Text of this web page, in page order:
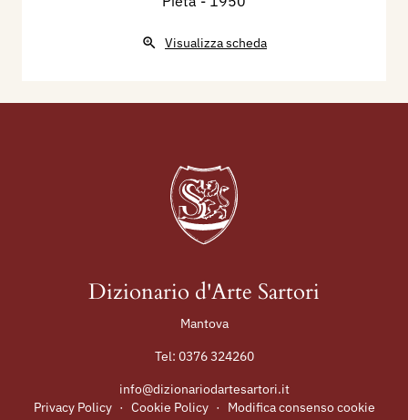
Visualizza scheda
Dizionario d'Arte Sartori
Mantova
Tel: 0376 324260
info@dizionariodartesartori.it
Privacy Policy · Cookie Policy · Modifica consenso cookie